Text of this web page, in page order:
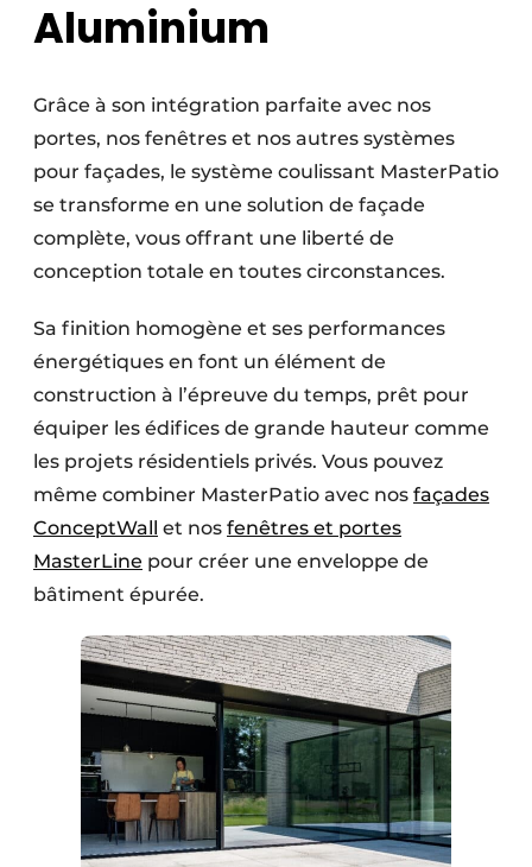
Aluminium
Grâce à son intégration parfaite avec nos
portes, nos fenêtres et nos autres systèmes
pour façades, le système coulissant MasterPatio
se transforme en une solution de façade
complète, vous offrant une liberté de
conception totale en toutes circonstances.
Sa finition homogène et ses performances
énergétiques en font un élément de
construction à l’épreuve du temps, prêt pour
équiper les édifices de grande hauteur comme
les projets résidentiels privés. Vous pouvez
même combiner MasterPatio avec nos façades
ConceptWall et nos fenêtres et portes
MasterLine pour créer une enveloppe de
bâtiment épurée.